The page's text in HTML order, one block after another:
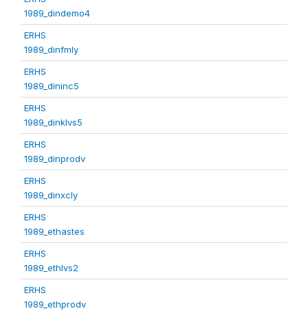
1989_dindemo4
ERHS
1989_dinfmly
ERHS
1989_dininc5
ERHS
1989_dinklvs5
ERHS
1989_dinprodv
ERHS
1989_dinxcly
ERHS
1989_ethastes
ERHS
1989_ethlvs2
ERHS
1989_ethprodv